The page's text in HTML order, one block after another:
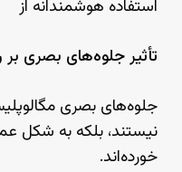
استفاده هوشمندانه از
تأثیر جلوه‌های بصری بر
جلوه‌های بصری
نیستند، بلکه به شکل
خورده‌اند.